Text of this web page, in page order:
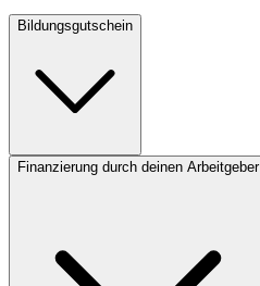
Bildungsgutschein
Finanzierung durch deinen Arbeitgeber